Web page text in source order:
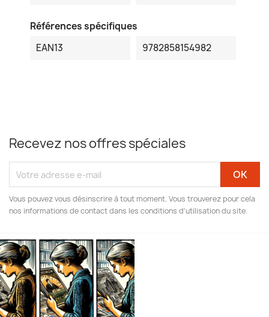
Références spécifiques
EAN13
9782858154982
Recevez nos offres spéciales
Vous pouvez vous désinscrire à tout moment. Vous trouverez pour cela
nos informations de contact dans les conditions d'utilisation du site.